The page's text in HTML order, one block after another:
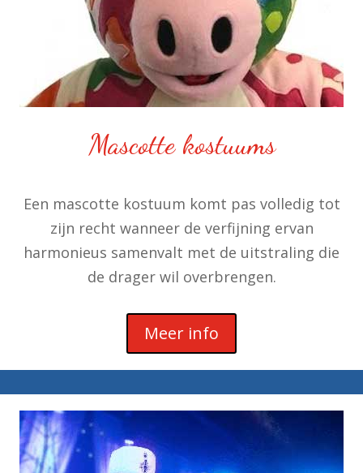
Mascotte kostuums
Een mascotte kostuum komt pas volledig tot
zijn recht wanneer de verfijning ervan
harmonieus samenvalt met de uitstraling die
de drager wil overbrengen.
Meer info